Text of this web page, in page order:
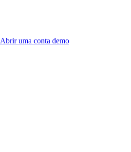
Abrir uma conta demo